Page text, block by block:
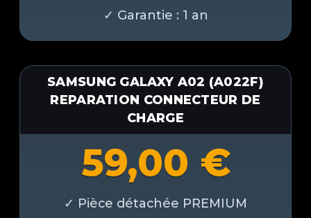
SAMSUNG GALAXY A02 (A022F)
REPARATION CONNECTEUR DE
CHARGE
59,00 €